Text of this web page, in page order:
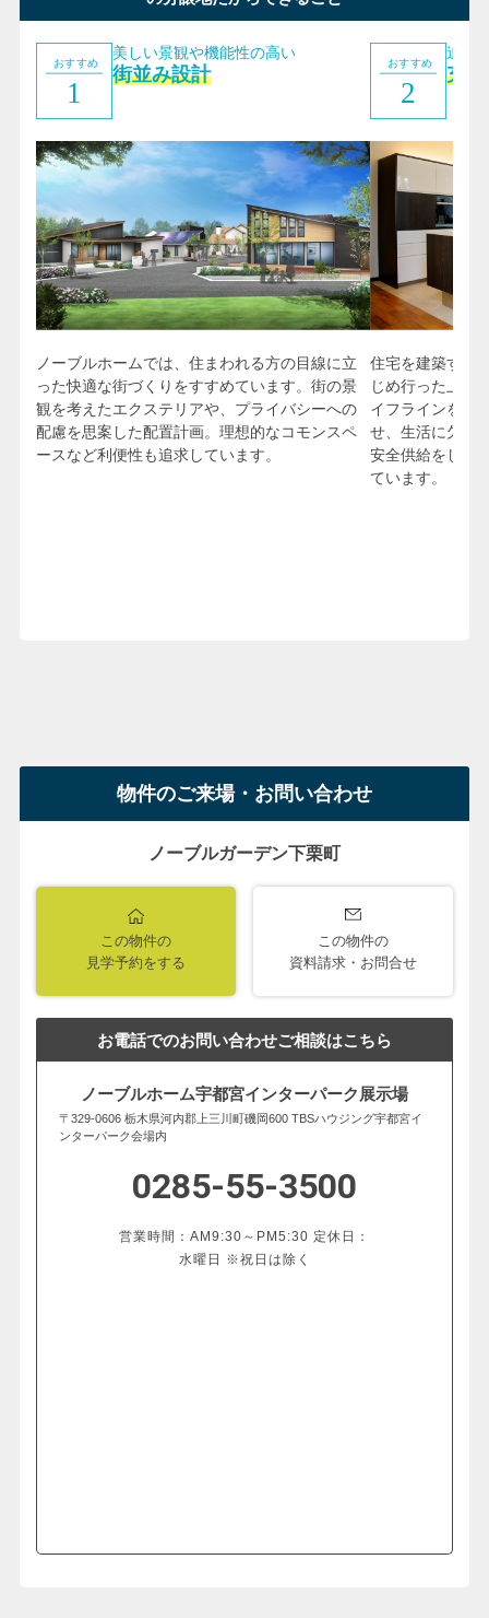
美しい景観や機能性の高い
街並み設計
ノーブルホームでは、住まわれる方の目線に立
った快適な街づくりをすすめています。街の景
観を考えたエクステリアや、プライバシーへの
配慮を思案した配置計画。理想的なコモンスペ
ースなど利便性も追求しています。
追加
充
住宅を建築する
じめ行った上で
イフラインを提
せ、生活に欠か
安全供給をし、
ています。
物件のご来場・お問い合わせ
ノーブルガーデン下栗町
この物件の
見学予約をする
この物件の
資料請求・お問合せ
お電話でのお問い合わせご相談はこちら
ノーブルホーム宇都宮インターパーク展示場
〒329-0606 栃木県河内郡上三川町磯岡600 TBSハウジング宇都宮イ
ンターパーク会場内
0285-55-3500
営業時間：AM9:30～PM5:30 定休日：
水曜日 ※祝日は除く